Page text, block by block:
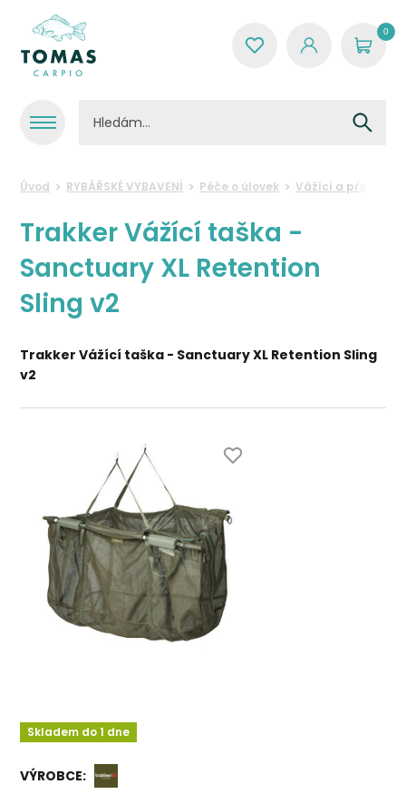
0
Úvod RYBÁŘSKÉ VYBAVENÍ Péče o úlovek Vážící a
Trakker Vážící taška -
Sanctuary XL Retention
Sling v2
Trakker Vážící taška - Sanctuary XL Retention Sling
v2
Skladem do 1 dne
VÝROBCE: